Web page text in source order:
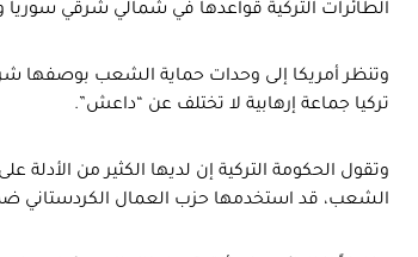
الطائرات التركية قواعدها في شمالي شرقي سوريا وقتلت 70
وتنظر أمريكا إلى وحدات حماية الشعب بوصفها
تركيا جماعة إرهابية لا تختلف عن “داعش”.
وتقول الحكومة التركية إن لديها الكثير من الأدلة
الشعب، قد استخدمها حزب العمال الكردستاني ضد